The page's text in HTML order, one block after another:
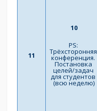
11
10
PS:
Трёхсторонняя
конференция.
Постановка
целей/задач
для студентов
(всю неделю)